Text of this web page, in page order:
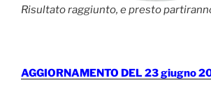
Risultato raggiunto, e presto
AGGIORNAMENTO DEL 23 giugno